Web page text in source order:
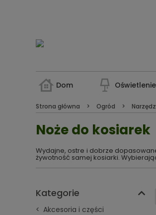
Dom Oświetlenie
Strona główna Ogród
Noże do kosiarek
Wydajne, ostre i dobrze
żywotność samej kosiarki.
Kategorie
Akcesoria i części